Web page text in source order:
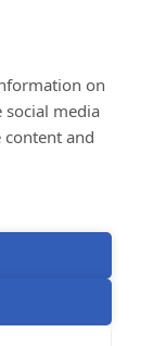
on
social media
content and